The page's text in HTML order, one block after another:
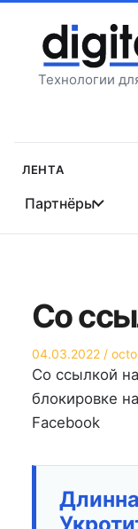
содержимому
Технологии
Лента
Партнёры
Со
Опубликовано
на
04.03.2022
Со ссылкой
блокировке
Facebook